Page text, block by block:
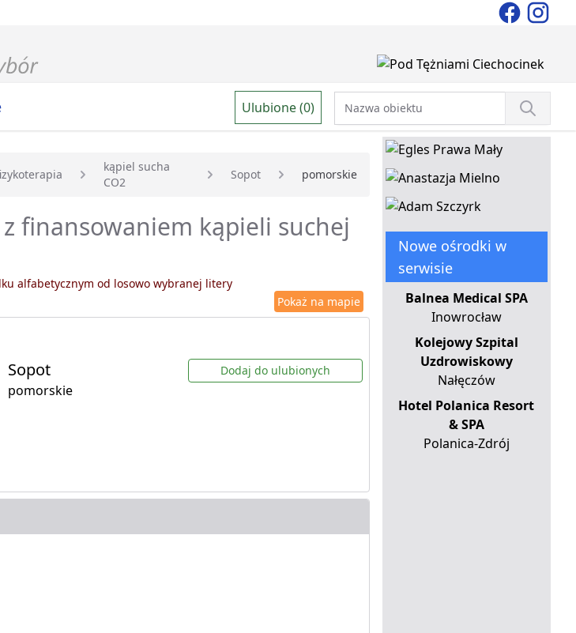
Ulubione (0)
kąpiel sucha
CO2
Sopot pomorskie
finansowaniem kąpieli suchej
alfabetycznym od losowo wybranej litery
Pokaż na mapie
Sopot
pomorskie
Dodaj do ulubionych
Nowe ośrodki w
serwisie
Balnea Medical SPA
Inowrocław
Kolejowy Szpital
Uzdrowiskowy
Nałęczów
Hotel Polanica Resort
& SPA
Polanica-Zdrój